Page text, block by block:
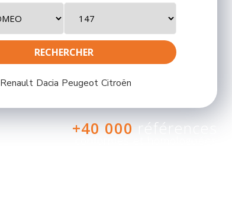
Renault Dacia Peugeot Citroën
+40 000 références